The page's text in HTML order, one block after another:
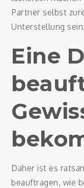
Partner selbst
Unterstellung sein.
Eine
Daher ist es
beauftragen, wie